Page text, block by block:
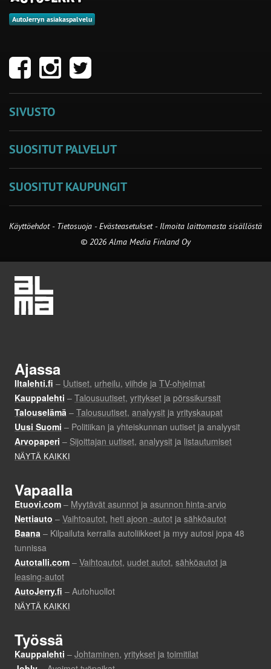
AutoJerryn asiakaspalvelu
SIVUSTO
SUOSITUT PALVELUT
SUOSITUT KAUPUNGIT
Käyttöehdot - Tietosuoja -Evästeasetukset- Ilmoita laittomasta sisällöstä
© 2026 Alma Media Finland Oy